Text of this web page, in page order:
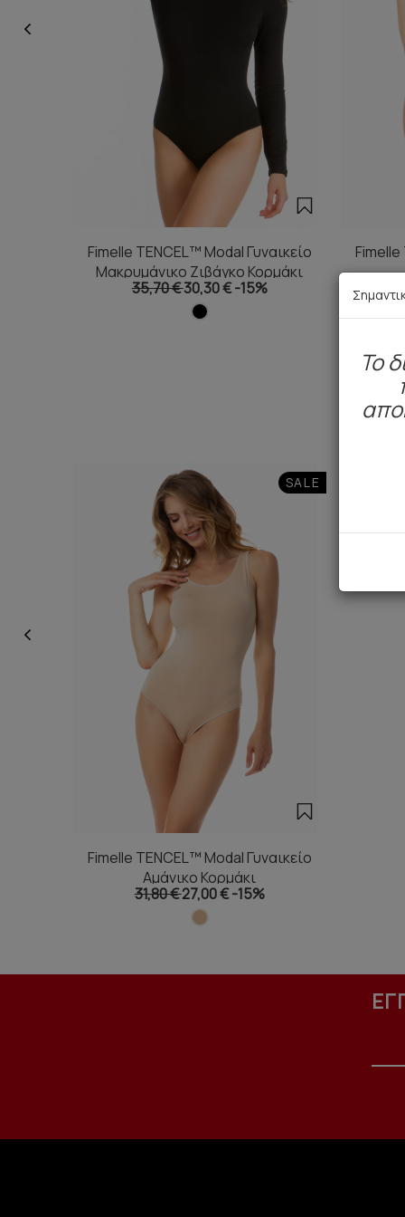
Fimelle TENCEL™ Modal Γυναικείο
Μακρυμάνικο Ζιβάγκο Κορμάκι
35,70 €30,30 €-15%
Fimelle
SALE
Fimelle TENCEL™ Modal Γυναικείο
Αμάνικο Κορμάκι
31,80 €27,00 €-15%
To